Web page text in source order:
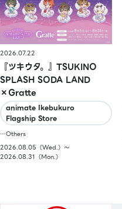
2026.07.22
『ツキウタ。』TSUKINO
SPLASH SODA LAND
×Gratte
animate Ikebukuro
Flagship Store
…Others
2026.08.05（Wed.）〜
2026.08.31（Mon.）